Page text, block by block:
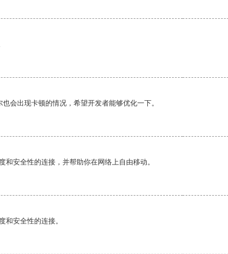
会出现卡顿的情况，希望开发者能够优化一下。
安全性的连接，并帮助你在网络上自由移动。
和安全性的连接。